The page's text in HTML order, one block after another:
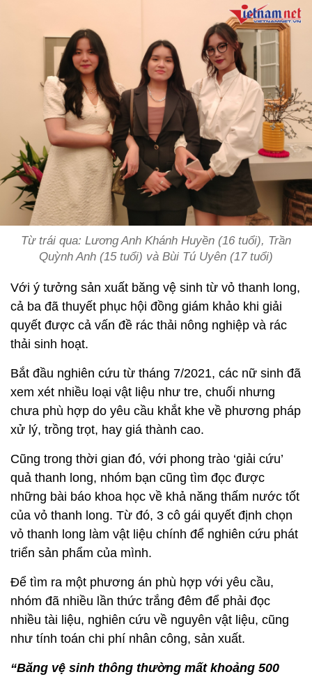
Từ trái qua: Lương Anh Khánh Huyền (16 tuổi), Trần
Quỳnh Anh (15 tuổi) và Bùi Tú Uyên (17 tuổi)
Với ý tưởng sản xuất băng vệ sinh từ vỏ thanh long,
cả ba đã thuyết phục hội đồng giám khảo khi giải
quyết được cả vấn đề rác thải nông nghiệp và rác
thải sinh hoạt.
Bắt đầu nghiên cứu từ tháng 7/2021, các nữ sinh đã
xem xét nhiều loại vật liệu như tre, chuối nhưng
chưa phù hợp do yêu cầu khắt khe về phương pháp
xử lý, trồng trọt, hay giá thành cao.
Cũng trong thời gian đó, với phong trào ‘giải cứu’
quả thanh long, nhóm bạn cũng tìm đọc được
những bài báo khoa học về khả năng thấm nước tốt
của vỏ thanh long. Từ đó, 3 cô gái quyết định chọn
vỏ thanh long làm vật liệu chính để nghiên cứu phát
triển sản phẩm của mình.
Để tìm ra một phương án phù hợp với yêu cầu,
nhóm đã nhiều lần thức trắng đêm để phải đọc
nhiều tài liệu, nghiên cứu về nguyên vật liệu, cũng
như tính toán chi phí nhân công, sản xuất.
“Băng vệ sinh thông thường mất khoảng 500